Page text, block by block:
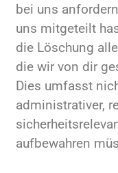
bei uns
uns mitgeteilt
die Löschung
die wir von dir
Dies umfasst
administrativer,
aufbewahren